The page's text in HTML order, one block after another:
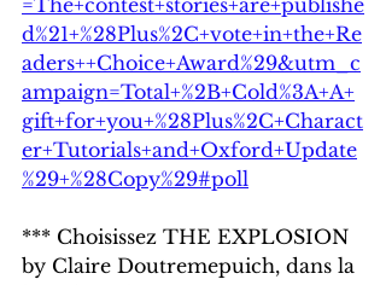
=The+contest+stories+are+publishe
d%21+%28Plus%2C+vote+in+the+Re
aders++Choice+Award%29&utm_c
ampaign=Total+%2B+Cold%3A+A+
gift+for+you+%28Plus%2C+Charact
er+Tutorials+and+Oxford+Update
%29+%28Copy%29#poll
*** Choisissez THE EXPLOSION
by Claire Doutremepuich, dans la